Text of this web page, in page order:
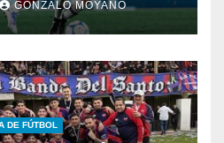
GONZALO MOYANO
DE FÚTBOL